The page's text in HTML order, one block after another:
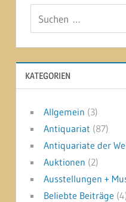
KATEGORIEN
Allgemein (3)
Antiquariat (87)
Antiquariate der
Auktionen (2)
Ausstellungen +
Beliebte Beiträge